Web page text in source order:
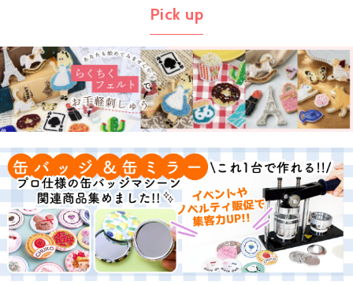
Pick up